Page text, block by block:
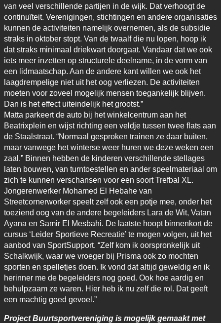
van veel verschillende partijen in de wijk. Dat verhoogt de
continuïteit. Verenigingen, stichtingen en andere organisaties
kunnen de activiteiten namelijk overnemen, als de subsidie
straks in oktober stopt. Van de twaalf die nu lopen, hoop ik
dat straks minimaal driekwart doorgaat. Vandaar dat we ook
iets meer inzetten op structurele deelname, in de vorm van
een lidmaatschap. Aan de andere kant willen we ook het
laagdrempelige niet uit het oog verliezen. De activiteiten
moeten voor zoveel mogelijk mensen toegankelijk blijven.
Dan is het effect uiteindelijk het grootst.”
Matta parkeert de auto bij het winkelcentrum aan het
Beatrixplein en wijst richting een veldje tussen twee flats aan
de Staalstraat. “Normaal gesproken trainen ze daar buiten,
maar vanwege het winterse weer huren we deze weken een
zaal.” Binnen hebben de kinderen verschillende stellages
laten bouwen, van turntoestellen en ander speelmateriaal om
zich te kunnen verschansen voor een soort Trefbal XL.
Jongerenwerker Mohamed El Hebahe van
Streetcornerworker speelt zelf ook een potje mee, onder het
toeziend oog van de andere begeleiders Lara de Wit, Vatan
Ayana en Samir El Mesbahi. De laatste hoopt binnenkort de
cursus ‘Leider Sportieve Recreatie’ te mogen volgen, uit het
aanbod van SportSupport. “Zelf kom ik oorspronkelijk uit
Schalkwijk, waar we vroeger bij Prisma ook zo mochten
sporten en spelletjes doen. Ik vond dat altijd geweldig en ik
herinner me de begeleiders nog goed. Ook hoe aardig en
behulpzaam ze waren. Hier heb ik nu zelf die rol. Dat geeft
een machtig goed gevoel.”
Project Buurtsportvereniging is mogelijk gemaakt met